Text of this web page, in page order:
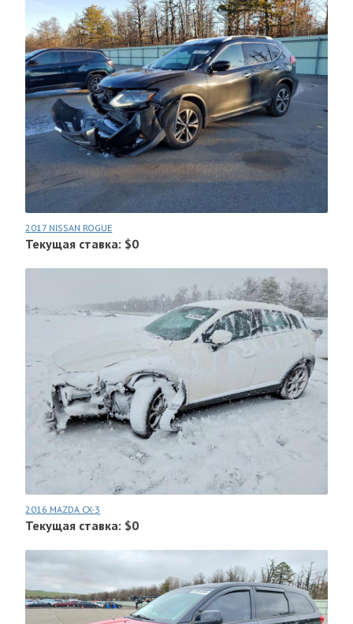
2017 NISSAN ROGUE
Текущая ставка: $0
2016 MAZDA CX-3
Текущая ставка: $0